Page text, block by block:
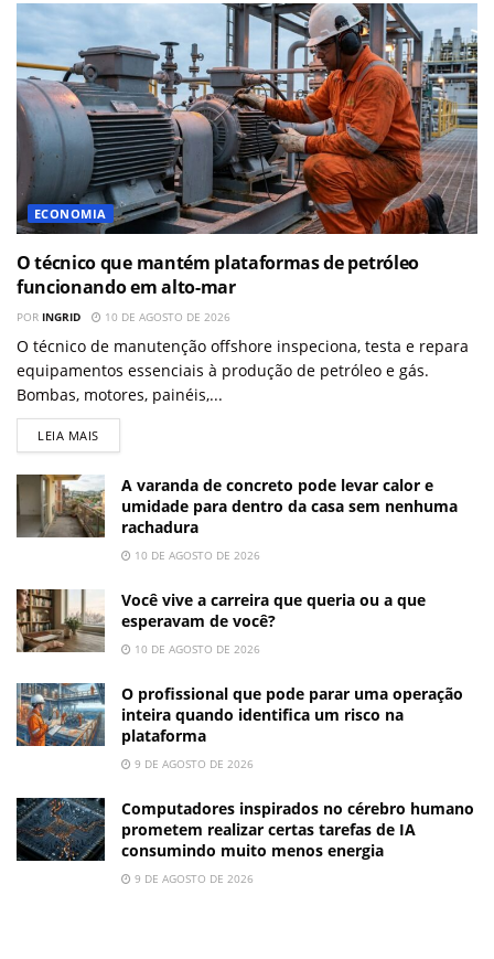
ECONOMIA
O técnico que mantém plataformas de petróleo
funcionando em alto-mar
POR INGRID 10 DE AGOSTO DE 2026
O técnico de manutenção offshore inspeciona, testa e repara
equipamentos essenciais à produção de petróleo e gás.
Bombas, motores, painéis,...
LEIA MAIS
A varanda de concreto pode levar calor e
umidade para dentro da casa sem nenhuma
rachadura
10 DE AGOSTO DE 2026
Você vive a carreira que queria ou a que
esperavam de você?
10 DE AGOSTO DE 2026
O profissional que pode parar uma operação
inteira quando identifica um risco na
plataforma
9 DE AGOSTO DE 2026
Computadores inspirados no cérebro humano
prometem realizar certas tarefas de IA
consumindo muito menos energia
9 DE AGOSTO DE 2026